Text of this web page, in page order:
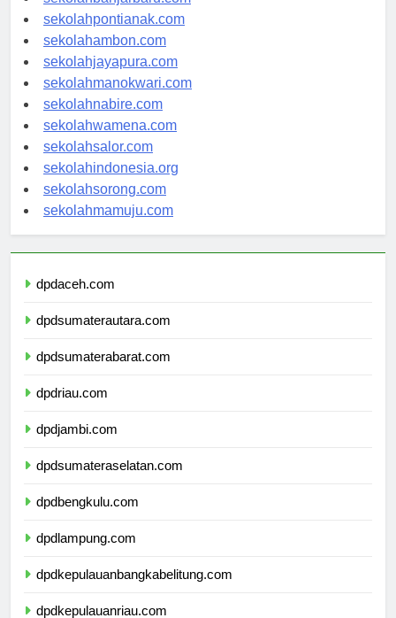
sekolahbanjarbaru.com
sekolahpontianak.com
sekolahambon.com
sekolahjayapura.com
sekolahmanokwari.com
sekolahnabire.com
sekolahwamena.com
sekolahsalor.com
sekolahindonesia.org
sekolahsorong.com